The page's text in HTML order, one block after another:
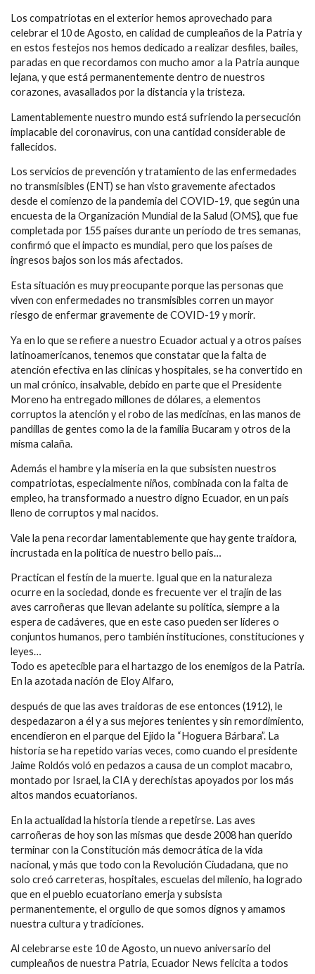
Los compatriotas en el exterior hemos aprovechado para
celebrar el 10 de Agosto, en calidad de cumpleaños de la Patria y
en estos festejos nos hemos dedicado a realizar desfiles, bailes,
paradas en que recordamos con mucho amor a la Patria aunque
lejana, y que está permanentemente dentro de nuestros
corazones, avasallados por la distancia y la tristeza.
Lamentablemente nuestro mundo está sufriendo la persecución
implacable del coronavirus, con una cantidad considerable de
fallecidos.
Los servicios de prevención y tratamiento de las enfermedades
no transmisibles (ENT) se han visto gravemente afectados
desde el comienzo de la pandemia del COVID-19, que según una
encuesta de la Organización Mundial de la Salud (OMS}, que fue
completada por 155 países durante un período de tres semanas,
confirmó que el impacto es mundial, pero que los países de
ingresos bajos son los más afectados.
Esta situación es muy preocupante porque las personas que
viven con enfermedades no transmisibles corren un mayor
riesgo de enfermar gravemente de COVID-19 y morir.
Ya en lo que se refiere a nuestro Ecuador actual y a otros países
latinoamericanos, tenemos que constatar que la falta de
atención efectiva en las clínicas y hospitales, se ha convertido en
un mal crónico, insalvable, debido en parte que el Presidente
Moreno ha entregado millones de dólares, a elementos
corruptos la atención y el robo de las medicinas, en las manos de
pandillas de gentes como la de la familia Bucaram y otros de la
misma calaña.
Además el hambre y la miseria en la que subsisten nuestros
compatriotas, especialmente niños, combinada con la falta de
empleo, ha transformado a nuestro digno Ecuador, en un país
lleno de corruptos y mal nacidos.
Vale la pena recordar lamentablemente que hay gente traidora,
incrustada en la política de nuestro bello país…
Practican el festín de la muerte. Igual que en la naturaleza
ocurre en la sociedad, donde es frecuente ver el trajín de las
aves carroñeras que llevan adelante su política, siempre a la
espera de cadáveres, que en este caso pueden ser líderes o
conjuntos humanos, pero también instituciones, constituciones y
leyes…
Todo es apetecible para el hartazgo de los enemigos de la Patria.
En la azotada nación de Eloy Alfaro,
después de que las aves traidoras de ese entonces (1912), le
despedazaron a él y a sus mejores tenientes y sin remordimiento,
encendieron en el parque del Ejido la “Hoguera Bárbara”. La
historia se ha repetido varias veces, como cuando el presidente
Jaime Roldós voló en pedazos a causa de un complot macabro,
montado por Israel, la CIA y derechistas apoyados por los más
altos mandos ecuatorianos.
En la actualidad la historia tiende a repetirse. Las aves
carroñeras de hoy son las mismas que desde 2008 han querido
terminar con la Constitución más democrática de la vida
nacional, y más que todo con la Revolución Ciudadana, que no
solo creó carreteras, hospitales, escuelas del milenio, ha logrado
que en el pueblo ecuatoriano emerja y subsista
permanentemente, el orgullo de que somos dignos y amamos
nuestra cultura y tradiciones.
Al celebrarse este 10 de Agosto, un nuevo aniversario del
cumpleaños de nuestra Patria, Ecuador News felicita a todos